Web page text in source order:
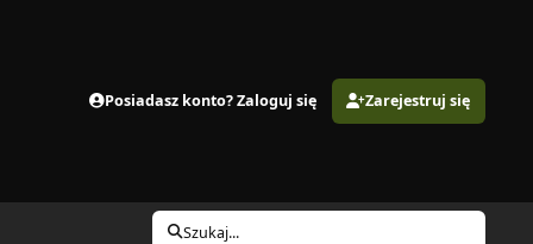
Posiadasz konto? Zaloguj się Zarejestruj się
Szukaj...